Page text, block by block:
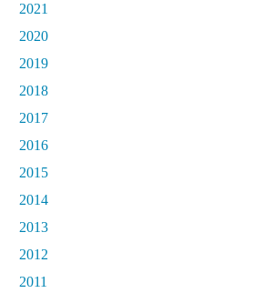
2021
2020
2019
2018
2017
2016
2015
2014
2013
2012
2011